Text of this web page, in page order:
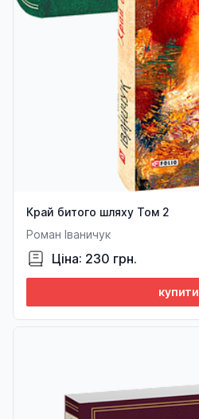
Край битого шляху Том 2
Роман Іваничук
Ціна: 230 грн.
купити